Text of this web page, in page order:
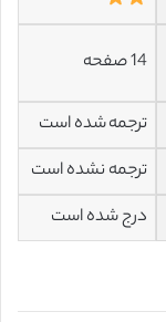
14 صفحه
ترجمه شده است
ترجمه نشده است
درج شده است